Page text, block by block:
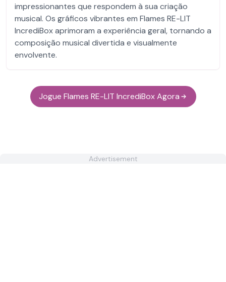
impressionantes que respondem à sua criação
musical. Os gráficos vibrantes em Flames RE-LIT
IncrediBox aprimoram a experiência geral, tornando a
composição musical divertida e visualmente
envolvente.
Jogue Flames RE-LIT IncrediBox Agora
Advertisement